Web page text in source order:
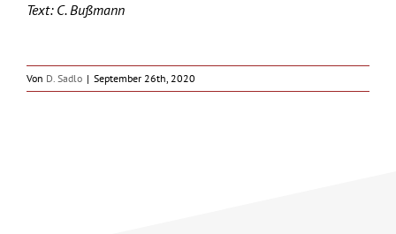
Text: C. Bußmann
Von D. Sadlo | September 26th, 2020